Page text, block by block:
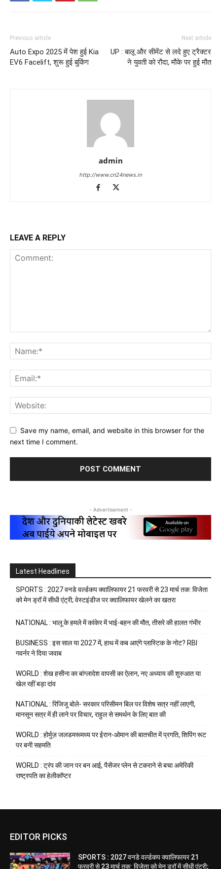
Previous article
Auto Expo 2025 में पेश हुई Kia
EV6 Facelift, शुरू हुई बुकिंग
Next article
UP : बालू और सीमेंट से लदे हुए ट्रैक्टर
ने युवती को रौदा, मौके पर हुई मौत
admin
http://www.cn24news.in
LEAVE A REPLY
Save my name, email, and website in this browser for the
next time I comment.
- Advertisement -
Latest Headlines
SPORTS : 2027 वनडे वर्ल्डकप क्वालिफायर 21 फरवरी से 23 मार्च तक: विजेता
को मेन ड्रॉ में सीधी एंट्री; वेस्टइंडीज पर क्वालिफायर खेलने का खतरा
NATIONAL : भालू के हमले में कांकेर में भाई-बहन की मौत, तीसरे की हालत गंभीर
BUSINESS : इस साल या 2027 में, हाथ में कब आएंगे प्लास्टिक के नोट? RBI
गवर्नर ने दिया जवाब
WORLD : शेख हसीना का बांग्लादेश वापसी का ऐलान, नए अध्याय की शुरुआत या
खेल रहीं बड़ा दांव
NATIONAL : रिजिजू बोले- सरकार परिसीमन बिल पर विशेष सत्र नहीं लाएगी,
मानसून सत्र में ही लाने पर विचार, राहुल से समर्थन के लिए बात की
WORLD : होर्मुज़ जलडमरूमध्य पर ईरान-ओमान की बातचीत में प्रगति, शिपिंग रूट
पर बनी सहमति
WORLD : ट्रंप की जान पर बन आई, पैसेंजर प्लेन से टकराने से बचा अमेरिकी
राष्ट्रपति का हेलीकॉप्टर
EDITOR PICKS
SPORTS : 2027 वनडे वर्ल्डकप क्वालिफायर 21
फरवरी से 23 मार्च तक: विजेता को मेन ड्रॉ में सीधी एंट्री;